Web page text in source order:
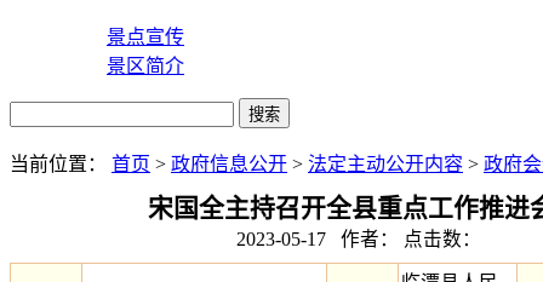
景点宣传
景区简介
当前位置： 首页 > 政府信息公开 > 法定主动公开内容 > 政府
宋国全主持召开全县重点工作推进
2023-05-17 作者： 点击数：